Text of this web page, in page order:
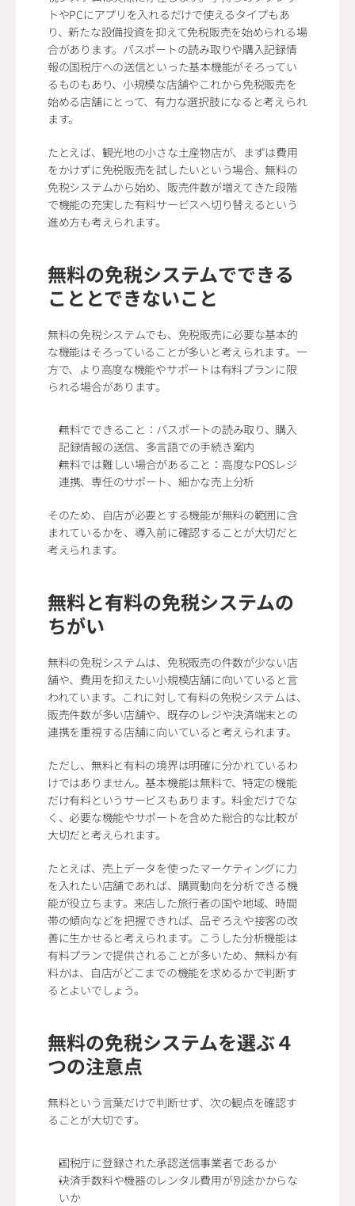
トやPCにアプリを入れるだけで使えるタイプもあ
り、新たな設備投資を抑えて免税販売を始められる場
合があります。パスポートの読み取りや購入記録情
報の国税庁への送信といった基本機能がそろってい
るものもあり、小規模な店舗やこれから免税販売を
始める店舗にとって、有力な選択肢になると考えられ
ます。
たとえば、観光地の小さな土産物店が、まずは費用
をかけずに免税販売を試したいという場合、無料の
免税システムから始め、販売件数が増えてきた段階
で機能の充実した有料サービスへ切り替えるという
進め方も考えられます。
無料の免税システムでできる
こととできないこと
無料の免税システムでも、免税販売に必要な基本的
な機能はそろっていることが多いと考えられます。一
方で、より高度な機能やサポートは有料プランに限
られる場合があります。
無料でできること：パスポートの読み取り、購入
記録情報の送信、多言語での手続き案内
無料では難しい場合があること：高度なPOSレジ
連携、専任のサポート、細かな売上分析
そのため、自店が必要とする機能が無料の範囲に含
まれているかを、導入前に確認することが大切だと
考えられます。
無料と有料の免税システムの
ちがい
無料の免税システムは、免税販売の件数が少ない店
舗や、費用を抑えたい小規模店舗に向いていると言
われています。これに対して有料の免税システムは、
販売件数が多い店舗や、既存のレジや決済端末との
連携を重視する店舗に向いていると考えられます。
ただし、無料と有料の境界は明確に分かれているわ
けではありません。基本機能は無料で、特定の機能
だけ有料というサービスもあります。料金だけでな
く、必要な機能やサポートを含めた総合的な比較が
大切だと考えられます。
たとえば、売上データを使ったマーケティングに力
を入れたい店舗であれば、購買動向を分析できる機
能が役立ちます。来店した旅行者の国や地域、時間
帯の傾向などを把握できれば、品ぞろえや接客の改
善に生かせると考えられます。こうした分析機能は
有料プランで提供されることが多いため、無料か有
料かは、自店がどこまでの機能を求めるかで判断す
るとよいでしょう。
無料の免税システムを選ぶ４
つの注意点
無料という言葉だけで判断せず、次の観点を確認す
ることが大切です。
国税庁に登録された承認送信事業者であるか
決済手数料や機器のレンタル費用が別途かからな
いか